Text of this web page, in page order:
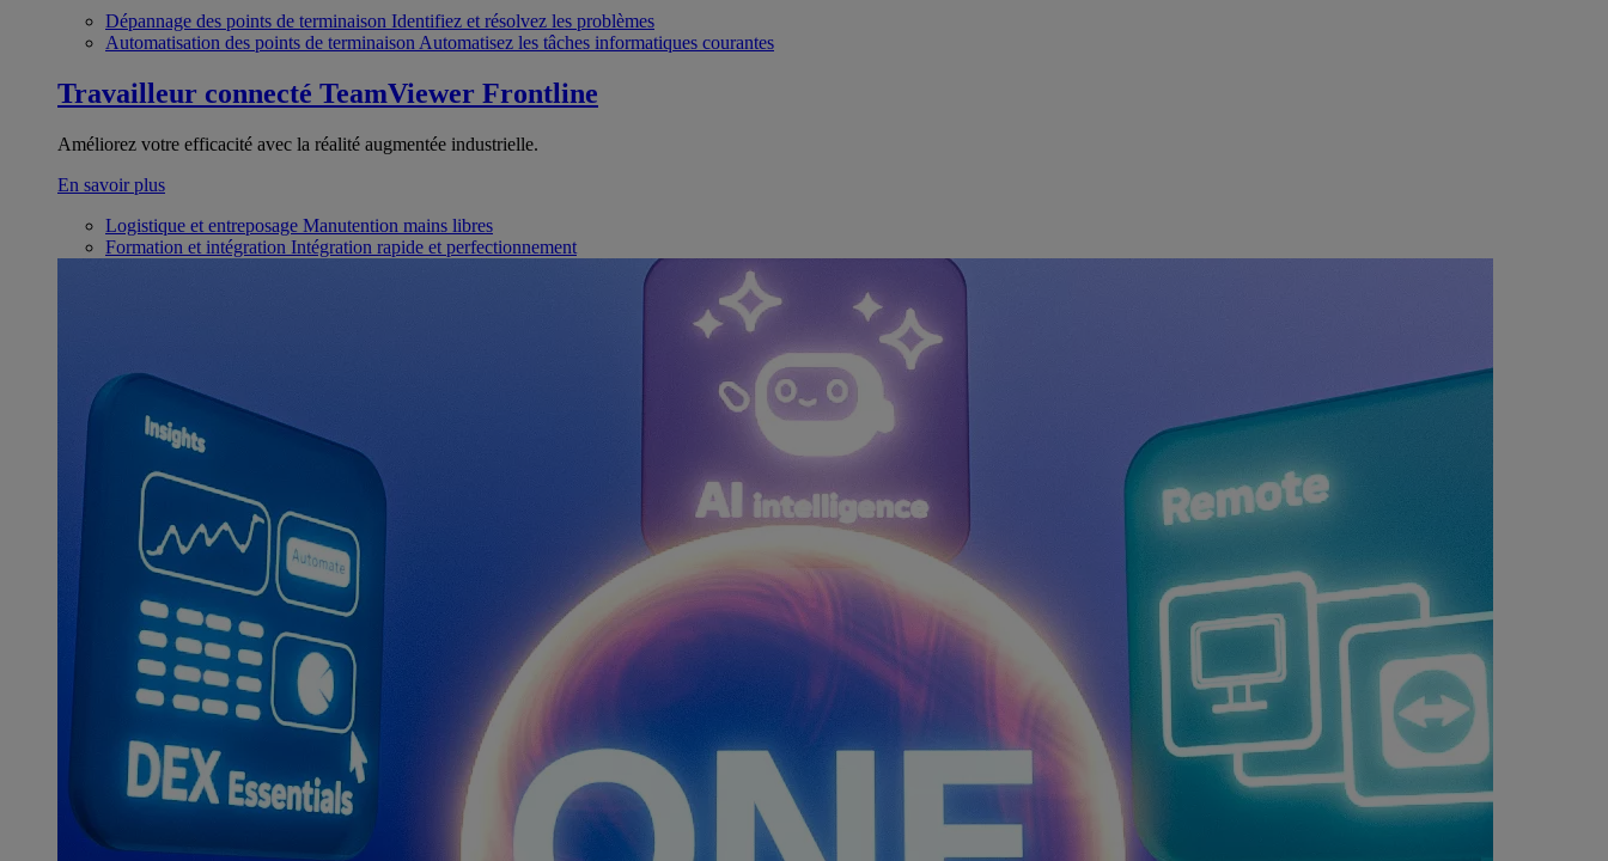
Dépannage des points de terminaison Identifiez et résolvez les problèmes
Automatisation des points de terminaison Automatisez les tâches informatiques courantes
Travailleur connecté TeamViewer Frontline
Améliorez votre efficacité avec la réalité augmentée industrielle.
En savoir plus
Logistique et entreposage Manutention mains libres
Formation et intégration Intégration rapide et perfectionnement